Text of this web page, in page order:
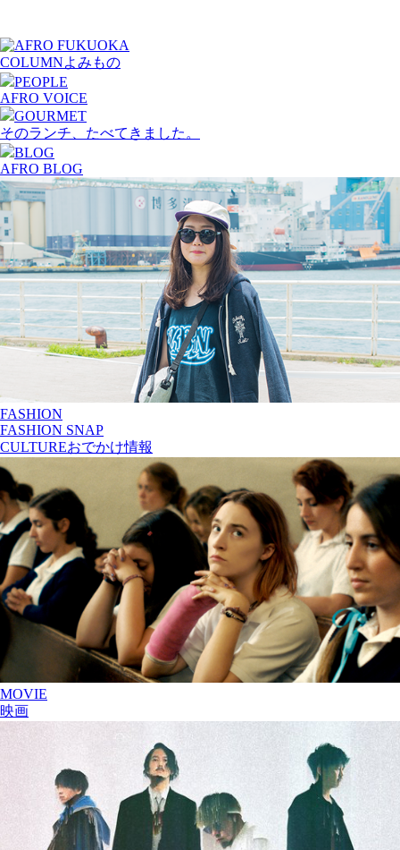
COLUMNよみもの
PEOPLE
AFRO VOICE
GOURMET
そのランチ、たべてきました。
BLOG
AFRO BLOG
FASHION
FASHION SNAP
CULTUREおでかけ情報
MOVIE
映画